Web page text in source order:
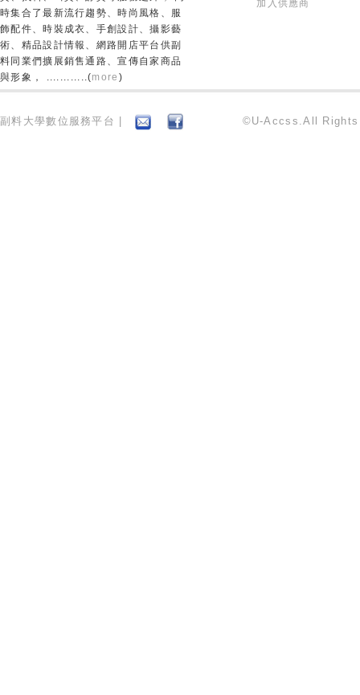
時集合了最新流行趨勢、時尚風格、服
飾配件、時裝成衣、手創設計、攝影藝
術、精品設計情報、網路開店平台供副
料同業們擴展銷售通路、宣傳自家商品
與形象， ............(more )
加入供應商
副料大學數位服務平台 | ©U-Accss.All Rights